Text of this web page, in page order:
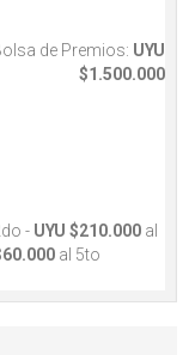
de Premios: UYU
$1.500.000
- UYU $210.000al
al 5to